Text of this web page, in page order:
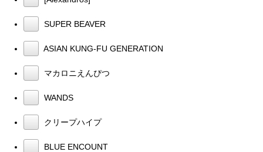
SUPER BEAVER
ASIAN KUNG-FU GENERATION
マカロニえんぴつ
WANDS
クリープハイプ
BLUE ENCOUNT